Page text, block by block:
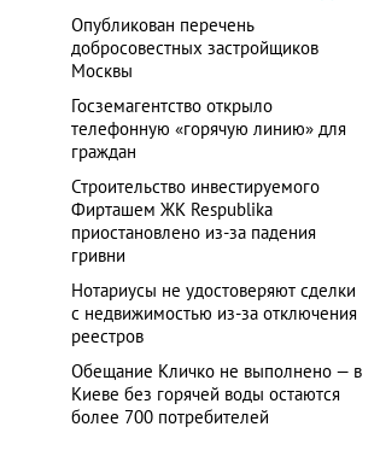
Опубликован перечень
добросовестных застройщиков
Москвы
Госземагентство открыло
телефонную «горячую линию» для
граждан
Строительство инвестируемого
Фирташем ЖК Respublika
приостановлено из-за падения
гривни
Нотариусы не удостоверяют сделки
с недвижимостью из-за отключения
реестров
Обещание Кличко не выполнено — в
Киеве без горячей воды остаются
более 700 потребителей